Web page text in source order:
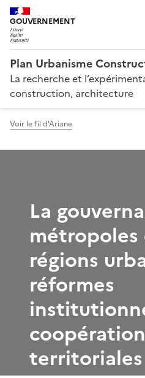
GOUVERNEMENT
Plan Urbanisme
La recherche et
construction, architecture
Voir le fil d'Ariane
La
métropoles
régions
réformes
territoriales